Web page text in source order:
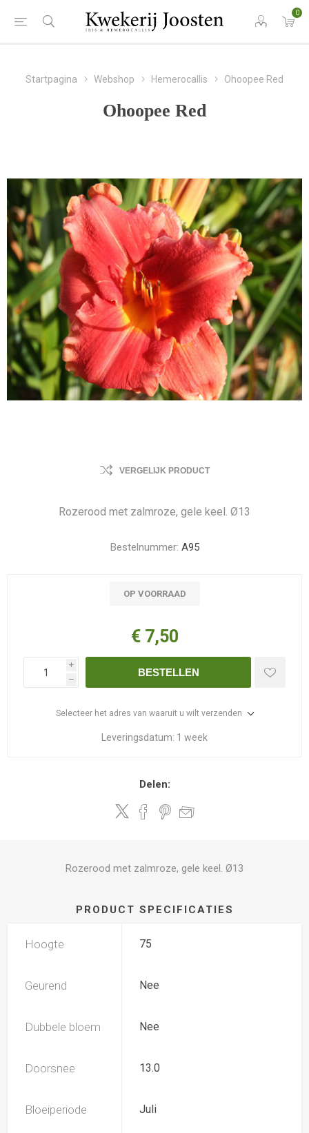
0
Startpagina Webshop Hemerocallis Ohoopee Red
Ohoopee Red
VERGELIJK PRODUCT
Rozerood met zalmroze, gele keel. Ø13
Bestelnummer: A95
OP VOORRAAD
€ 7,50
i
h
BESTELLEN
Selecteer het adres van waaruit u wilt verzenden
Leveringsdatum: 1 week
Delen:
Rozerood met zalmroze, gele keel. Ø13
PRODUCT SPECIFICATIES
Hoogte 75
Geurend Nee
Dubbele bloem Nee
Doorsnee 13.0
Bloeiperiode Juli